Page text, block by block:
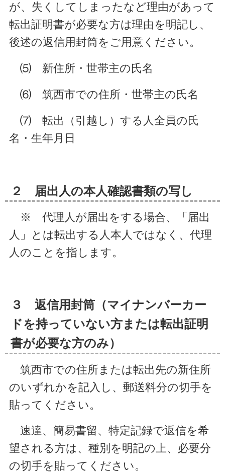
が、失くしてしまったなど理由があって
転出証明書が必要な方は理由を明記し、
後述の返信用封筒をご用意ください。
⑸ 新住所・世帯主の氏名
⑹ 筑西市での住所・世帯主の氏名
⑺ 転出（引越し）する人全員の氏
名・生年月日
２ 届出人の本人確認書類の写し
※ 代理人が届出をする場合、「届出
人」とは転出する人本人ではなく、代理
人のことを指します。
３ 返信用封筒（マイナンバーカー
ドを持っていない方または転出証明
書が必要な方のみ）
筑西市での住所または転出先の新住所
のいずれかを記入し、郵送料分の切手を
貼ってください。
速達、簡易書留、特定記録で返信を希
望される方は、種別を明記の上、必要分
の切手を貼ってください。